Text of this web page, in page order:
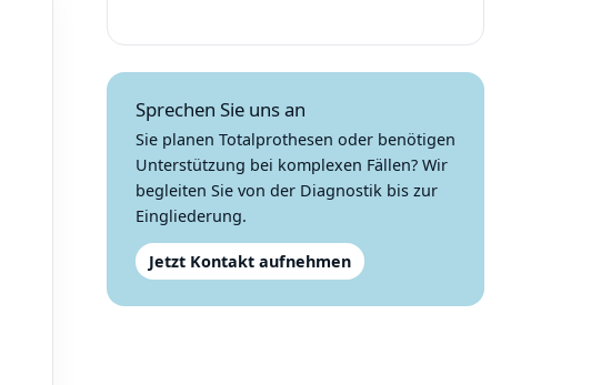
Sprechen Sie uns an
Sie planen Totalprothesen oder benötigen
Unterstützung bei komplexen Fällen? Wir
begleiten Sie von der Diagnostik bis zur
Eingliederung.
Jetzt Kontakt aufnehmen